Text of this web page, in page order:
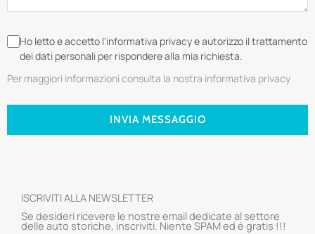
Ho letto e accetto l'informativa privacy e autorizzo il trattamento
dei dati personali per rispondere alla mia richiesta.
Per maggiori informazioni consulta la nostra informativa privacy
INVIA MESSAGGIO
ISCRIVITI ALLA NEWSLETTER
Se desideri ricevere le nostre email dedicate al settore
delle auto storiche, inscriviti. Niente SPAM ed è gratis !!!